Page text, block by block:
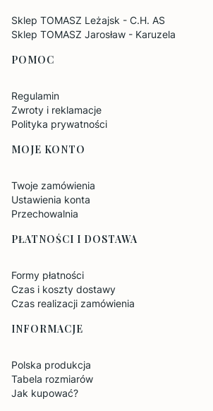
Sklep TOMASZ Leżajsk - C.H. AS
Sklep TOMASZ Jarosław - Karuzela
POMOC
Regulamin
Zwroty i reklamacje
Polityka prywatności
MOJE KONTO
Twoje zamówienia
Ustawienia konta
Przechowalnia
PŁATNOŚCI I DOSTAWA
Formy płatności
Czas i koszty dostawy
Czas realizacji zamówienia
INFORMACJE
Polska produkcja
Tabela rozmiarów
Jak kupować?